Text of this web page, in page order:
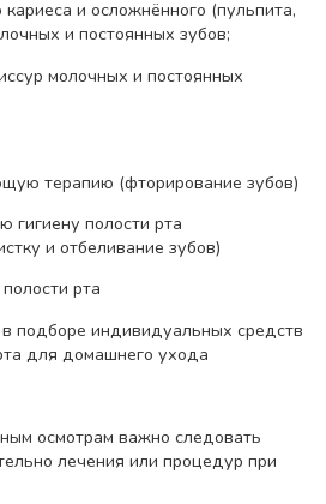
и осложнённого (пульпита,
и постоянных зубов;
молочных и постоянных
терапию (фторирование зубов)
гигиену полости рта
и отбеливание зубов)
рта
подборе индивидуальных средств
для домашнего ухода
осмотрам важно следовать
лечения или процедур при